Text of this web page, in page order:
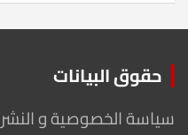
حقوق البيانات
سياسة الخصوصية و النشر